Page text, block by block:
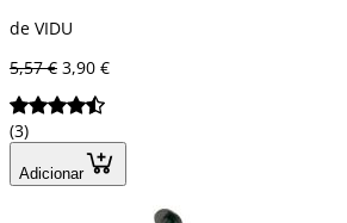
de VIDU
5,57 € 3,90 €
(3)
Adicionar